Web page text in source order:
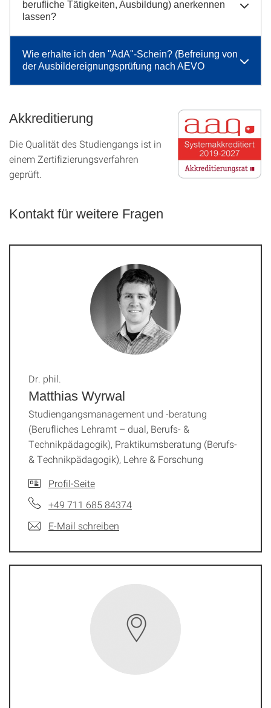
berufliche Tätigkeiten, Ausbildung) anerkennen
lassen?
Wie erhalte ich den "AdA"-Schein? (Befreiung von
der Ausbildereignungsprüfung nach AEVO
Akkreditierung
Die Qualität des Studien­gangs ist in
einem Zer­ti­fizier­ungs­ver­fahren
geprüft.
Kontakt für weitere Fragen
Matthias Wyrwal
Dr. phil.
Studiengangsmanagement und -beratung
(Berufliches Lehramt – dual, Berufs- &
Technikpädagogik), Praktikumsberatung (Berufs-
& Technikpädagogik), Lehre & Forschung
Profil-Seite
+49 711 685 84374
E-Mail schreiben